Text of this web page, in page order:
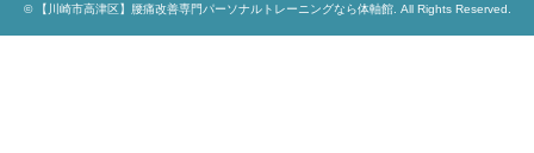
© 【川崎市高津区】腰痛改善専門パーソナルトレーニングなら体軸館. All Rights Reserved.